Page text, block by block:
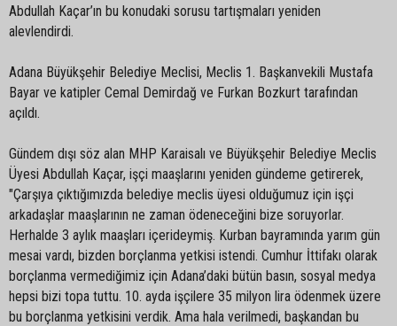
Abdullah Kaçar’ın bu konudaki sorusu tartışmaları yeniden
alevlendirdi.
Adana Büyükşehir Belediye Meclisi, Meclis 1. Başkanvekili Mustafa
Bayar ve katipler Cemal Demirdağ ve Furkan Bozkurt tarafından
açıldı.
Gündem dışı söz alan MHP Karaisalı ve Büyükşehir Belediye Meclis
Üyesi Abdullah Kaçar, işçi maaşlarını yeniden gündeme getirerek,
"Çarşıya çıktığımızda belediye meclis üyesi olduğumuz için işçi
arkadaşlar maaşlarının ne zaman ödeneceğini bize soruyorlar.
Herhalde 3 aylık maaşları içerideymiş. Kurban bayramında yarım gün
mesai vardı, bizden borçlanma yetkisi istendi. Cumhur İttifakı olarak
borçlanma vermediğimiz için Adana’daki bütün basın, sosyal medya
hepsi bizi topa tuttu. 10. ayda işçilere 35 milyon lira ödenmek üzere
bu borçlanma yetkisini verdik. Ama hala verilmedi, başkandan bu